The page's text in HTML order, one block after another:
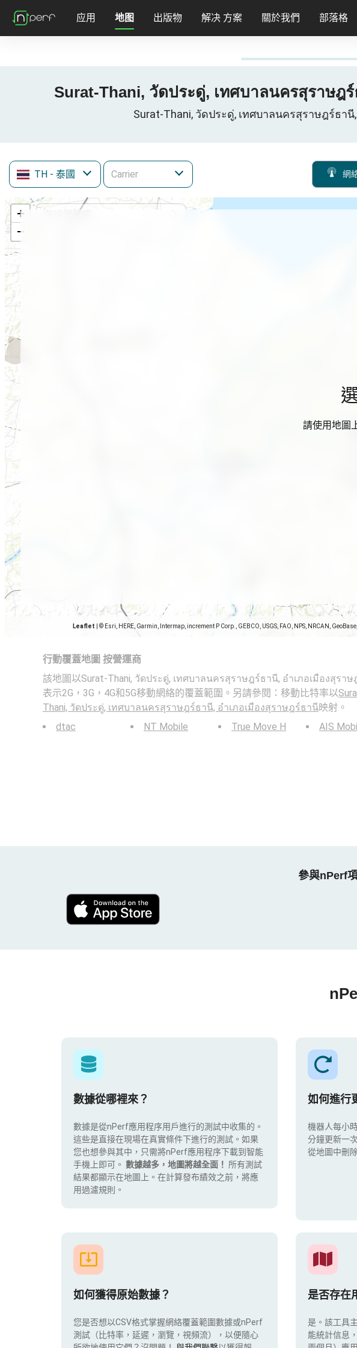
应用 地图 出版物 解决 方案 關於我們 部落格
Surat-Thani, วัดประดู่, เทศบาลนครสุราษฎร์
Surat-Thani, วัดประดู่, เทศบาลนครสุราษฎร์ธา
TH - 泰國 網
+
−
Leaflet © Esri, HERE, Garmin, Intermap, increment P Corp., GEBCO, USGS, FAO, NPS, NRCAN,
請使用地圖
行動覆蓋地圖 按營運商
該地圖以Surat-Thani, วัดประดู่, เทศบาลนครสุราษฎร์ธานี, อำเภอเมืองสุรา
表示2G，3G，4G和5G移動網絡的覆蓋範圍。另請參閱：移動比特率以
Thani, วัดประดู่, เทศบาลนครสุราษฎร์ธานี, อำเภอเมืองสุราษฎร์ธานี映射。
dtac
NT Mobile True Move H AIS
參與nPerf
數據從哪裡來？
數據是從nPerf應用程序用戶進行的測試中收集的。
這些是直接在現場在真實條件下進行的測試。如果
您也想參與其中，只需將nPerf應用程序下載到智能
手機上即可。 數據越多，地圖將越全面！ 所有測試
結果都顯示在地圖上。在計算發布績效之前，將應
用過濾規則。
如何進行
機器人每小
分鐘更新一次
從地圖中刪
如何獲得原始數據？
您是否想以CSV格式掌握網絡覆蓋範圍數據或nPerf
測試（比特率，延遲，瀏覽，視頻流），以便隨心
是否存在
是。該工具
能統計信息